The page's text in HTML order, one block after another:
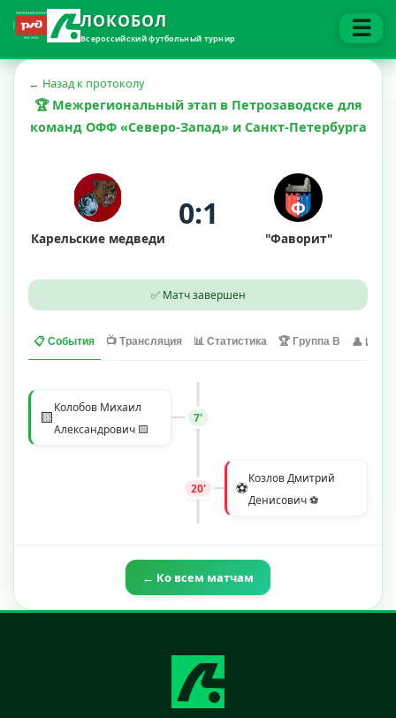
ЛОКОБОЛ
Всероссийский футбольный турнир ☰
← Назад к протоколу
🏆 Межрегиональный этап в Петрозаводске для
команд ОФФ «Северо-Запад» и Санкт-Петербурга
Карельские медведи
0:1
"Фаворит"
✅ Матч завершен
📋 События 📺 Трансляция 📊 Статистика 🏆 Группа В 👤
🟨Колобов Михаил
Александрович 🟨
7'
⚽Козлов Дмитрий
Денисович ⚽
20'
← Ко всем матчам